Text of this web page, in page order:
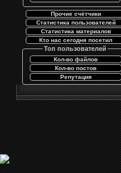
Прочие счётчики
Статистика пользователей
Статистика материалов
Кто нас сегодня посетил
Топ пользователей
Кол-во файлов
Кол-во постов
Репутация